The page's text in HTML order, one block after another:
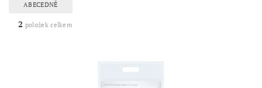
ABECEDNĚ
2 položek celkem